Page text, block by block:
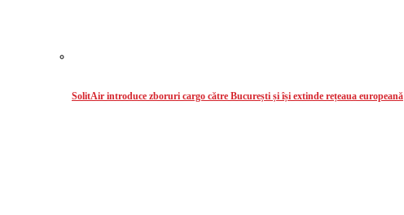
SolitAir introduce zboruri cargo către București și își extinde rețeaua europeană